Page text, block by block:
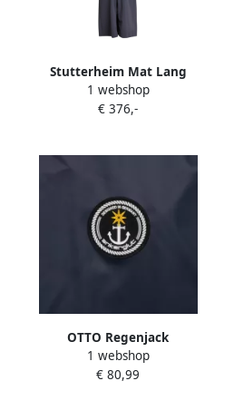
Stutterheim Mat Lang
Regenjas met Aqua Guard
Rits Blue Dames
1 webshop
€ 376,-
OTTO Regenjack
Friesennerz ANKERGLUT
HVN
1 webshop
€ 80,99